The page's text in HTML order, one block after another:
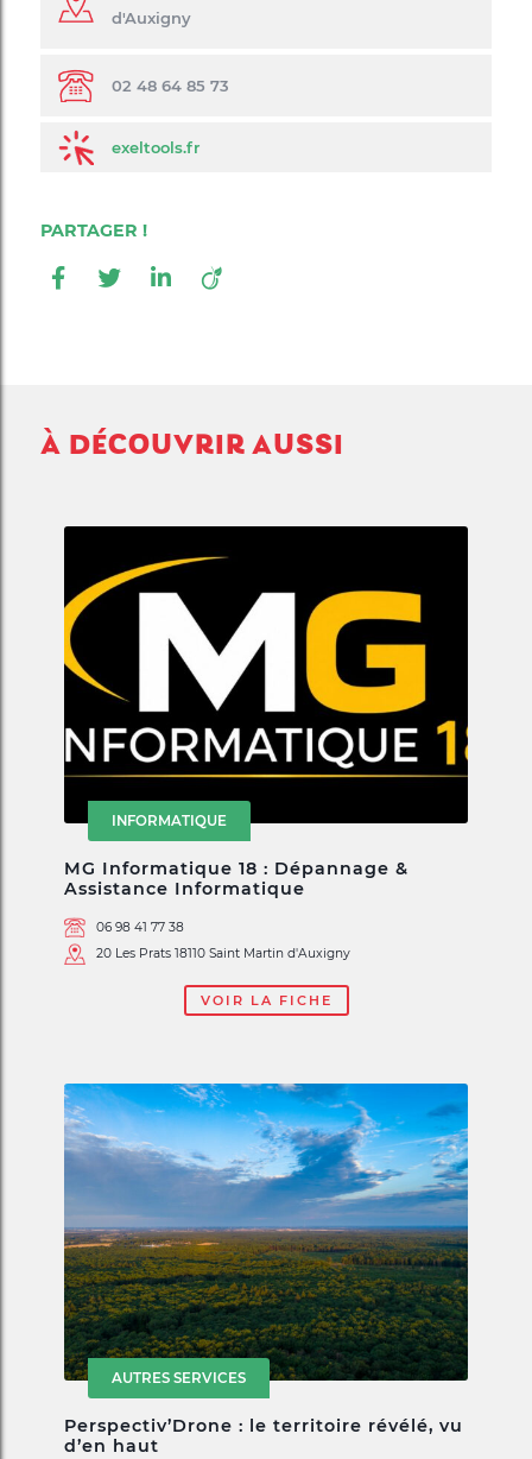
d'Auxigny
02 48 64 85 73
exeltools.fr
À DÉCOUVRIR AUSSI
INFORMATIQUE
MG Informatique 18 : Dépannage &
Assistance Informatique
06 98 41 77 38
20 Les Prats 18110 Saint Martin d'Auxigny
VOIR LA FICHE
AUTRES SERVICES
Perspectiv’Drone : le territoire révélé, vu
d’en haut